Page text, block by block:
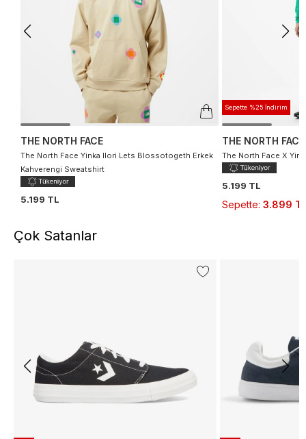
THE NORTH FACE
The North Face Yinka Ilori Lets Blossotogeth Erkek
Kahverengi Sweatshirt
5.199 TL
Sepette %25 İndirim
THE NORTH FACE
The North Face X
5.199 TL
Sepette: 3.899
Çok Satanlar